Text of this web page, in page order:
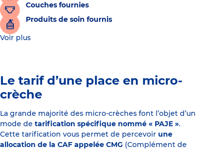
Couches fournies
Produits de soin fournis
Voir plus
Le tarif d’une place en micro-
crèche
La grande majorité des micro-crèches font l’objet d’un
mode de tarification spécifique nommé « PAJE ».
Cette tarification vous permet de percevoir une
allocation de la CAF appelée CMG (Complément de